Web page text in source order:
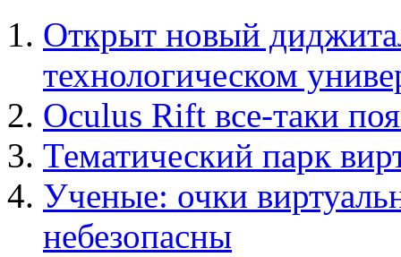
Открыт новый
технологическом
Oculus Rift все-таки
Тематический парк
Ученые: очки
небезопасны